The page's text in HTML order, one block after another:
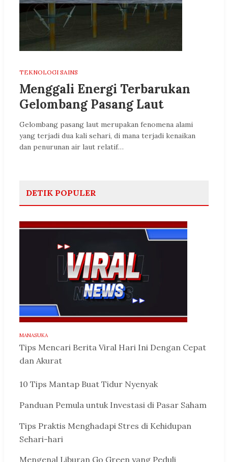
TEKNOLOGI SAINS
Menggali Energi Terbarukan
Gelombang Pasang Laut
Gelombang pasang laut merupakan fenomena alami
yang terjadi dua kali sehari, di mana terjadi kenaikan
dan penurunan air laut relatif…
DETIK POPULER
MANASUKA
Tips Mencari Berita Viral Hari Ini Dengan Cepat
dan Akurat
10 Tips Mantap Buat Tidur Nyenyak
Panduan Pemula untuk Investasi di Pasar Saham
Tips Praktis Menghadapi Stres di Kehidupan
Sehari-hari
Mengenal Liburan Go Green yang Peduli